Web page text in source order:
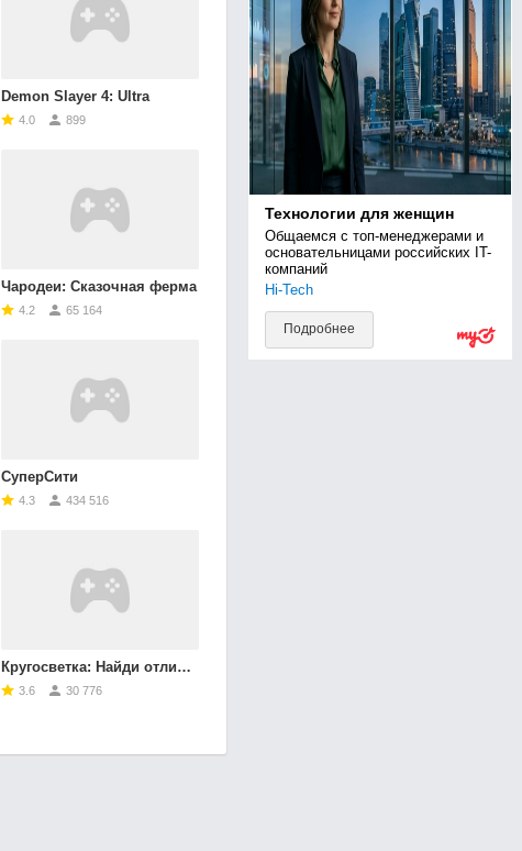
Demon Slayer 4: Ultra
4.0 899
Чародеи: Сказочная ферма
4.2 65 164
СуперСити
4.3 434 516
Кругосветка: Найди отличия
3.6 30 776
Технологии для женщин
Общаемся с топ-менеджерами и
основательницами российских IT-
компаний
Hi-Tech
Подробнее